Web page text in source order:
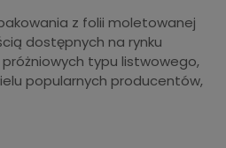
z folii moletowanej
dostępnych na rynku
typu listwowego,
popularnych producentów,